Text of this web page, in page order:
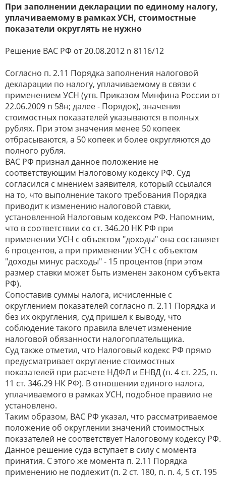
При заполнении декларации по единому налогу,
уплачиваемому в рамках УСН, стоимостные
показатели округлять не нужно
Решение ВАС РФ от 20.08.2012 n 8116/12
Согласно п. 2.11 Порядка заполнения налоговой
декларации по налогу, уплачиваемому в связи с
применением УСН (утв. Приказом Минфина России от
22.06.2009 n 58н; далее - Порядок), значения
стоимостных показателей указываются в полных
рублях. При этом значения менее 50 копеек
отбрасываются, а 50 копеек и более округляются до
полного рубля.
ВАС РФ признал данное положение не
соответствующим Налоговому кодексу РФ. Суд
согласился с мнением заявителя, который ссылался
на то, что выполнение такого требования Порядка
приводит к изменению налоговой ставки,
установленной Налоговым кодексом РФ. Напомним,
что в соответствии со ст. 346.20 НК РФ при
применении УСН с объектом "доходы" она составляет
6 процентов, а при применении УСН с объектом
"доходы минус расходы" - 15 процентов (при этом
размер ставки может быть изменен законом субъекта
РФ).
Сопоставив суммы налога, исчисленные с
округлением показателей согласно п. 2.11 Порядка и
без их округления, суд пришел к выводу, что
соблюдение такого правила влечет изменение
налоговой обязанности налогоплательщика.
Суд также отметил, что Налоговый кодекс РФ прямо
предусматривает округление стоимостных
показателей при расчете НДФЛ и ЕНВД (п. 4 ст. 225, п.
11 ст. 346.29 НК РФ). В отношении единого налога,
уплачиваемого в рамках УСН, подобное правило не
установлено.
Таким образом, ВАС РФ указал, что рассматриваемое
положение об округлении значений стоимостных
показателей не соответствует Налоговому кодексу РФ.
Данное решение суда вступает в силу с момента
принятия. С этого же момента п. 2.11 Порядка
применению не подлежит (п. 2 ст. 180, п. п. 4, 5 ст. 195